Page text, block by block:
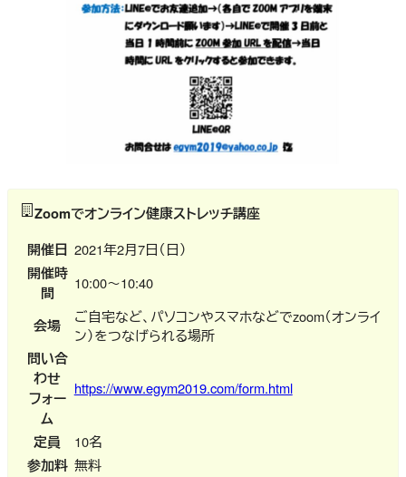
Zoomでオンライン健康ストレッチ講座
開催日 2021年2月7日（日）
開催時
間
10:00～10:40
会場
ご自宅など、パソコンやスマホなどでzoom（オンライ
ン）をつなげられる場所
問い合
わせ
フォー
ム
https://www.egym2019.com/form.html
定員 10名
参加料 無料